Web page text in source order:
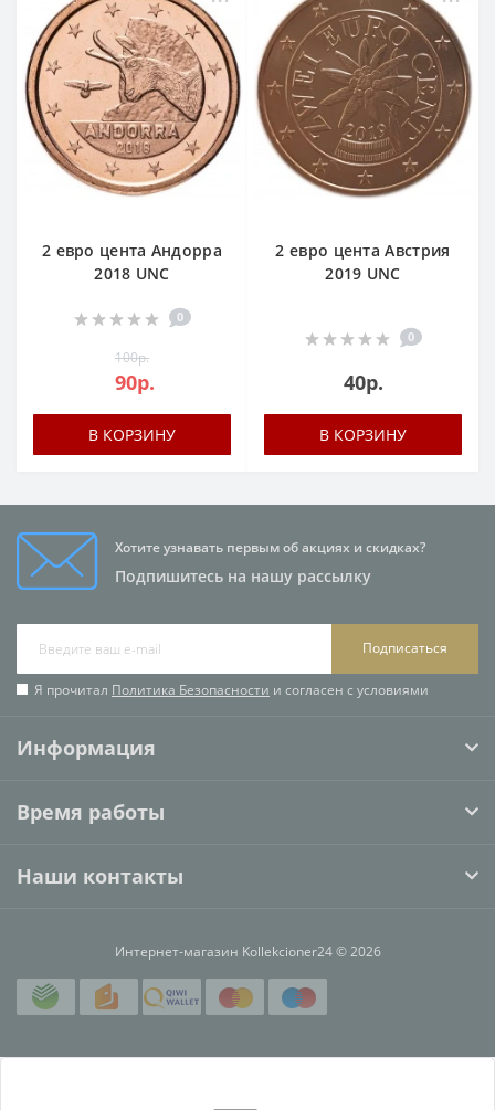
2 евро цента Андорра
2018 UNC
0
100р.
90р.
В КОРЗИНУ
2 евро цента Австрия
2019 UNC
0
40р.
В КОРЗИНУ
Хотите узнавать первым об акциях и скидках?
Подпишитесь на нашу рассылку
Подписаться
Я прочитал Политика Безопасности и согласен с условиями
Информация
Время работы
Наши контакты
Интернет-магазин Kollekcioner24 © 2026